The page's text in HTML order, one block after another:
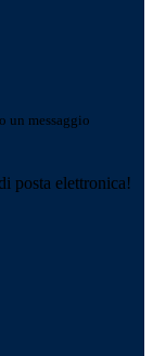
un messaggio
posta elettronica!